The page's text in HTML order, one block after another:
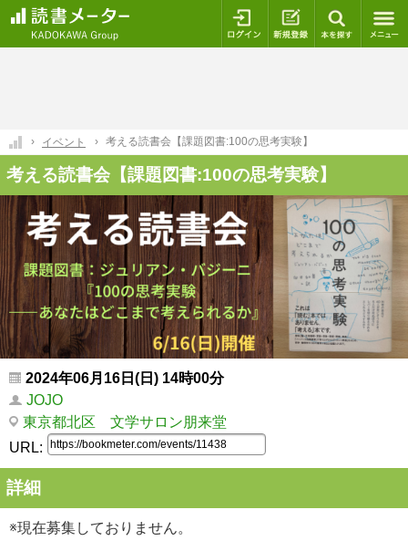
ログイン 新規登録
イベント 考える読書会【課題図書:100の思考実験】
考える読書会【課題図書:100の思考実験】
2024年06月16日(日) 14時00分
JOJO
東京都北区 文学サロン朋来堂
URL:
詳細
※現在募集しておりません。